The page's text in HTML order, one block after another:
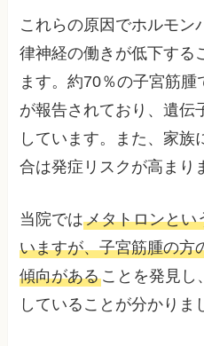
これらの原因でホルモン
律神経の働きが低下する
ます。約70％の子宮筋
が報告されており、遺伝
しています。また、家族
合は発症リスクが高まり
当院ではメタトロンとい
いますが、子宮筋腫の方
傾向があることを発見し
していることが分かりま